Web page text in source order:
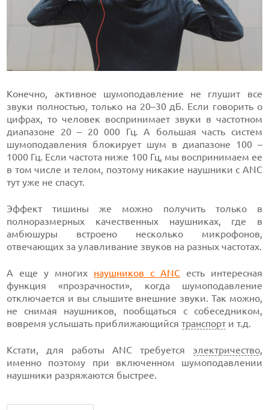
Конечно, активное шумоподавление не глушит все
звуки полностью, только на 20–30 дБ. Если говорить о
цифрах, то человек воспринимает звуки в частотном
диапазоне 20 – 20 000 Гц. А большая часть систем
шумоподавления блокирует шум в диапазоне 100 –
1000 Гц. Если частота ниже 100 Гц, мы воспринимаем ее
в том числе и телом, поэтому никакие наушники с ANC
тут уже не спасут.
Эффект тишины же можно получить только в
полноразмерных качественных наушниках, где в
амбюшуры встроено несколько микрофонов,
отвечающих за улавливание звуков на разных частотах.
А еще у многих наушников с ANCесть интересная
функция «прозрачности», когда шумоподавление
отключается и вы слышите внешние звуки. Так можно,
не снимая наушников, пообщаться с собеседником,
вовремя услышать приближающийсятранспорти т.д.
Кстати, для работы ANC требуется электричество,
именно поэтому при включенном шумоподавлении
наушники разряжаются быстрее.